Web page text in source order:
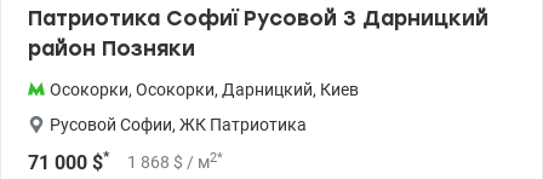
Патриотика Софиї Русовой 3 Дарницкий
район Позняки
Осокорки, Осокорки, Дарницкий, Киев
Русовой Софии, ЖК Патриотика
71 000 $* 1 868 $ / м2*